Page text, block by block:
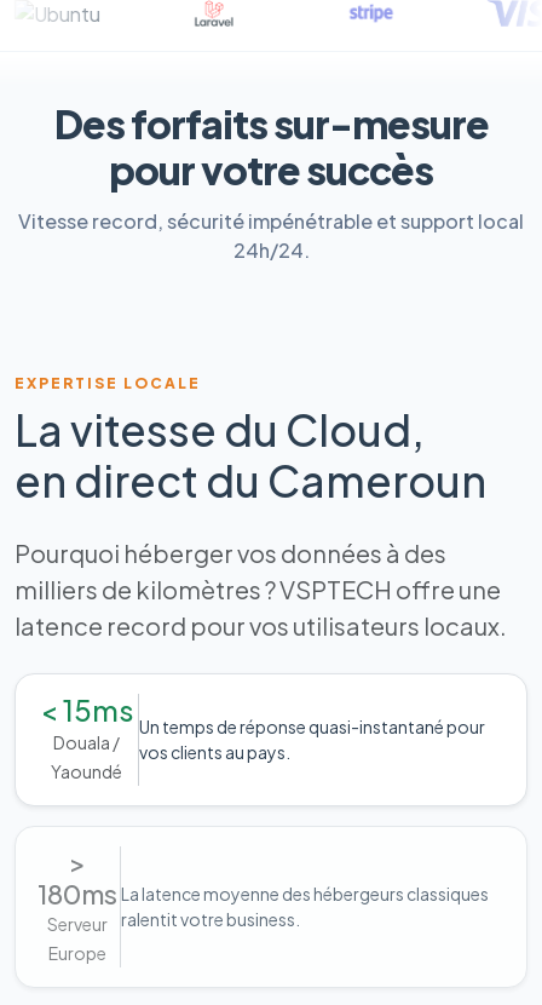
Des forfaits sur-mesure
pour votre succès
Vitesse record, sécurité impénétrable et support local
24h/24.
EXPERTISE LOCALE
La vitesse du Cloud,
en direct du Cameroun
Pourquoi héberger vos données à des
milliers de kilomètres ? VSPTECH offre une
latence record pour vos utilisateurs locaux.
< 15ms
Douala /
Yaoundé
Un temps de réponse quasi-instantané pour
vos clients au pays.
>
180ms
Serveur
Europe
La latence moyenne des hébergeurs classiques
ralentit votre business.